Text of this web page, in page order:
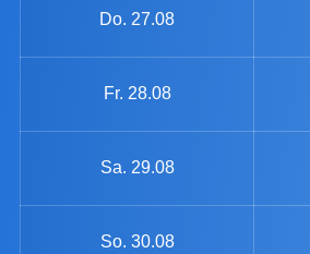
Do. 27.08
Fr. 28.08
Sa. 29.08
So. 30.08